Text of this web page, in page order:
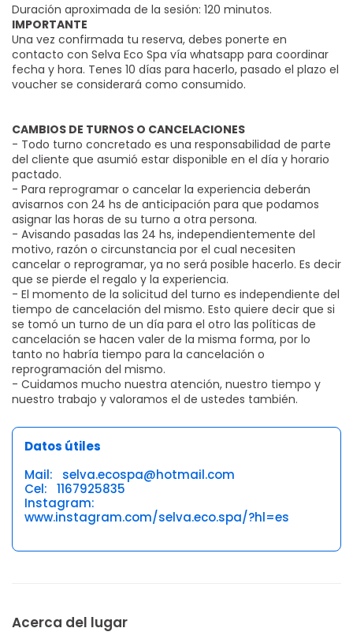
Duración aproximada de la sesión: 120 minutos.
IMPORTANTE
Una vez confirmada tu reserva, debes ponerte en
contacto con Selva Eco Spa vía whatsapp para coordinar
fecha y hora. Tenes 10 días para hacerlo, pasado el plazo el
voucher se considerará como consumido.
CAMBIOS DE TURNOS O CANCELACIONES
- Todo turno concretado es una responsabilidad de parte
del cliente que asumió estar disponible en el día y horario
pactado.
- Para reprogramar o cancelar la experiencia deberán
avisarnos con 24 hs de anticipación para que podamos
asignar las horas de su turno a otra persona.
- Avisando pasadas las 24 hs, independientemente del
motivo, razón o circunstancia por el cual necesiten
cancelar o reprogramar, ya no será posible hacerlo. Es decir
que se pierde el regalo y la experiencia.
- El momento de la solicitud del turno es independiente del
tiempo de cancelación del mismo. Esto quiere decir que si
se tomó un turno de un día para el otro las políticas de
cancelación se hacen valer de la misma forma, por lo
tanto no habría tiempo para la cancelación o
reprogramación del mismo.
- Cuidamos mucho nuestra atención, nuestro tiempo y
nuestro trabajo y valoramos el de ustedes también.
Datos útiles
Mail: selva.ecospa@hotmail.com
Cel: 1167925835
Instagram:
www.instagram.com/selva.eco.spa/?hl=es
Acerca del lugar